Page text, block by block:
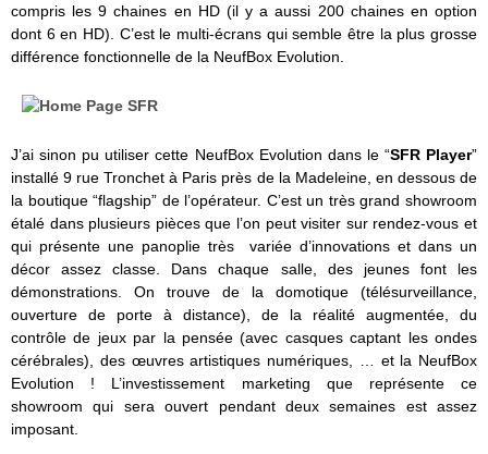
compris les 9 chaines en HD (il y a aussi 200 chaines en option
dont 6 en HD). C’est le multi-écrans qui semble être la plus grosse
différence fonctionnelle de la NeufBox Evolution.
J’ai sinon pu utiliser cette NeufBox Evolution dans le “SFR Player”
installé 9 rue Tronchet à Paris près de la Madeleine, en dessous de
la boutique “flagship” de l’opérateur. C’est un très grand showroom
étalé dans plusieurs pièces que l’on peut visiter sur rendez-vous et
qui présente une panoplie très variée d’innovations et dans un
décor assez classe. Dans chaque salle, des jeunes font les
démonstrations. On trouve de la domotique (télésurveillance,
ouverture de porte à distance), de la réalité augmentée, du
contrôle de jeux par la pensée (avec casques captant les ondes
cérébrales), des œuvres artistiques numériques, … et la NeufBox
Evolution ! L’investissement marketing que représente ce
showroom qui sera ouvert pendant deux semaines est assez
imposant.